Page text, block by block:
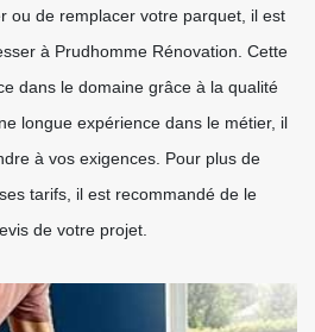
ou de remplacer votre parquet, il est
à Prudhomme Rénovation. Cette
dans le domaine grâce à la qualité
longue expérience dans le métier, il
à vos exigences. Pour plus de
tarifs, il est recommandé de le
de votre projet.